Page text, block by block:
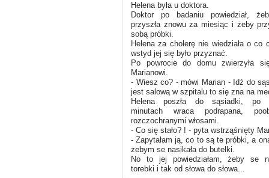
Helena była u doktora.
Doktor po badaniu powiedział,
przyszła znowu za miesiąc i żeby
sobą próbki.
Helena za cholerę nie wiedziała o co
wstyd jej się było przyznać.
Po powrocie do domu zwierzyła
Marianowi.
- Wiesz co? - mówi Marian - Idź do
jest salową w szpitalu to się zna na
Helena poszła do sąsiadki, po
minutach wraca podrapana,
rozczochranymi włosami.
- Co się stało? ! - pyta wstrząśnięty
- Zapytałam ją, co to są te próbki, a
żebym se nasikała do butelki.
No to jej powiedziałam, żeby se
torebki i tak od słowa do słowa...